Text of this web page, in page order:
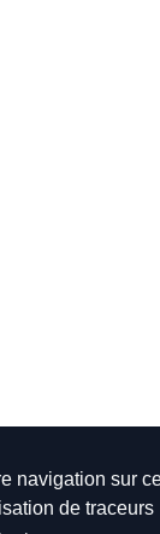
navigation sur
de traceurs